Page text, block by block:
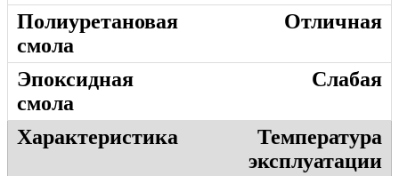
Отличная
Слабая
Температура
эксплуатации